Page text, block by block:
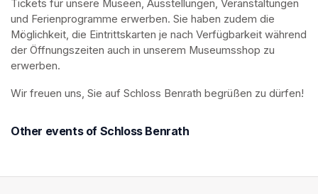
Tickets für unsere Museen, Ausstellungen, Veranstaltungen
und Ferienprogramme erwerben. Sie haben zudem die
Möglichkeit, die Eintrittskarten je nach Verfügbarkeit während
der Öffnungszeiten auch in unserem Museumsshop zu
erwerben.
Wir freuen uns, Sie auf Schloss Benrath begrüßen zu dürfen!
Other events of Schloss Benrath